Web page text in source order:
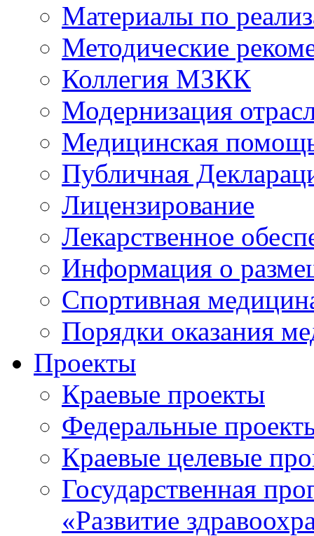
Материалы по
Методические
Коллегия МЗКК
Модернизация
Медицинская
Публичная
Лицензирование
Лекарственное
Информация о
Спортивная
Порядки оказания
Проекты
Краевые проекты
Федеральные
Краевые целевые
Государственная
«Развитие